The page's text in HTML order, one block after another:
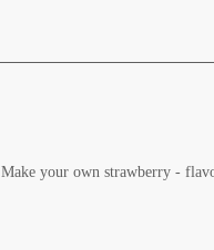
Make your own strawberry -